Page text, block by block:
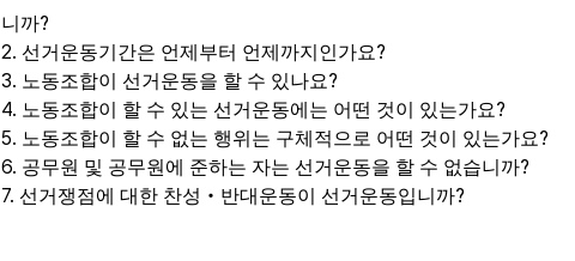
니까?
2. 선거운동기간은 언제부터 언제까지인가요?
3. 노동조합이 선거운동을 할 수 있나요?
4. 노동조합이 할 수 있는 선거운동에는 어떤 것이 있는가요?
5. 노동조합이 할 수 없는 행위는 구체적으로 어떤 것이 있는가요?
6. 공무원 및 공무원에 준하는 자는 선거운동을 할 수 없습니까?
7. 선거쟁점에 대한 찬성 ‧ 반대운동이 선거운동입니까?